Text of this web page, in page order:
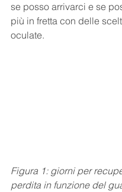
se posso arrivarci e se
più in fretta con delle
oculate.
Figura 1: giorni per
perdita in funzione del